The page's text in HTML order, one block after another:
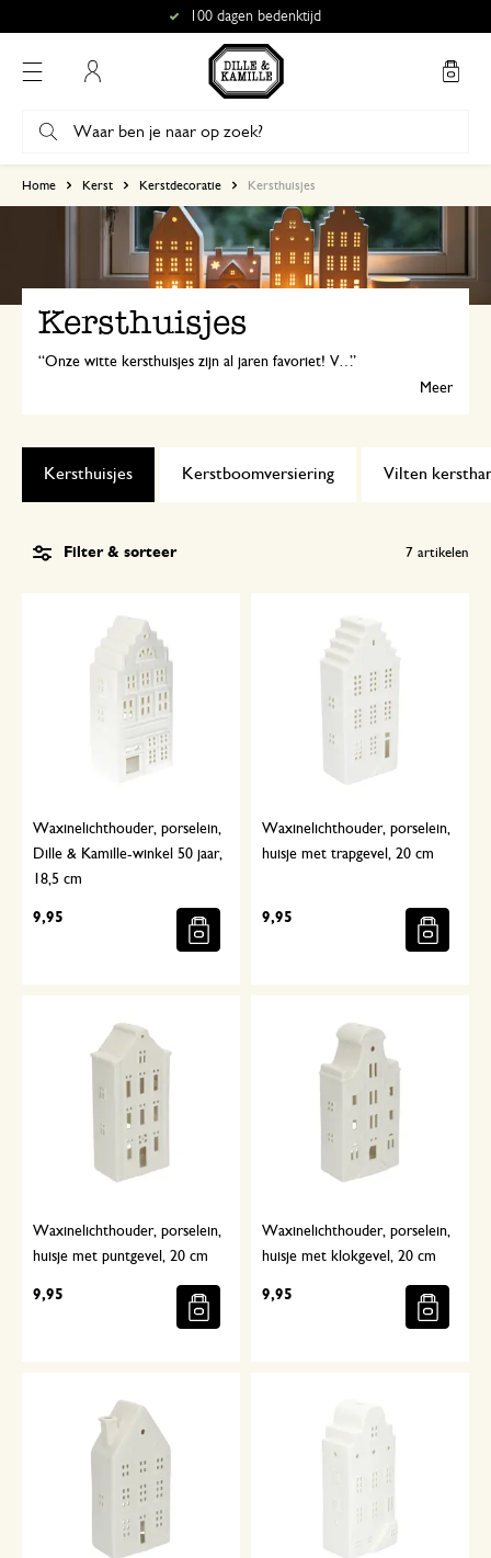
100 dagen bedenktijd
Home Kerst Kerstdecoratie Kersthuisjes
Kersthuisjes
Onze witte kersthuisjes zijn al jaren favoriet! Verzamel alle verschillende kersthuisjes en maak een sfeervol kerstdorp op je vensterbank!
Meer
Kerstboomversiering Vilten
Kersthuisjes
Filter & sorteer 7 artikelen
Waxinelichthouder, porselein,
Dille & Kamille-winkel 50 jaar,
18,5 cm
9,95
Waxinelichthouder, porselein,
huisje met trapgevel, 20 cm
9,95
Waxinelichthouder, porselein,
huisje met puntgevel, 20 cm
9,95
Waxinelichthouder, porselein,
huisje met klokgevel, 20 cm
9,95